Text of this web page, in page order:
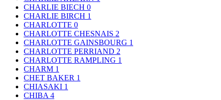
CHARLIE BIECH 0
CHARLIE BIRCH 1
CHARLOTTE 0
CHARLOTTE CHESNAIS 2
CHARLOTTE GAINSBOURG 1
CHARLOTTE PERRIAND 2
CHARLOTTE RAMPLING 1
CHARM 1
CHET BAKER 1
CHIASAKI 1
CHIBA 4